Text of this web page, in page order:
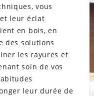
vous
leur éclat
en bois, en
des solutions
les rayures et
soin de vos
leur durée de